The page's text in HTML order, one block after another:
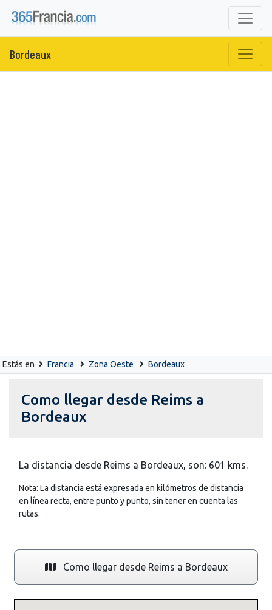
Bordeaux
Estás en Francia Zona Oeste Bordeaux
Como llegar desde Reims a
Bordeaux
La distancia desde Reims a Bordeaux, son: 601 kms.
Nota: La distancia está expresada en kilómetros de distancia
en línea recta, entre punto y punto, sin tener en cuenta las
rutas.
Como llegar desde Reims a Bordeaux